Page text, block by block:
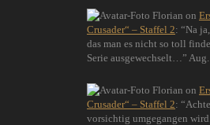
Florian on
Crusader“ – Staffel 2: “Na
das man es nicht so toll
Serie ausgewechselt… ”
Florian on
Crusader“ – Staffel 2: “
vorsichtig umgegangen